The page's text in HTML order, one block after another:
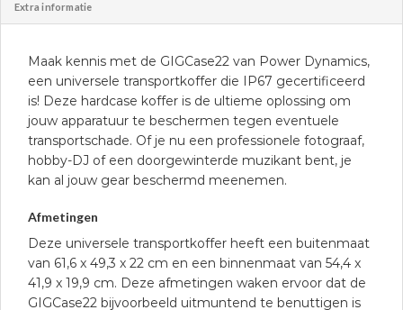
Extra informatie
Maak kennis met de GIGCase22 van Power Dynamics,
een universele transportkoffer die IP67 gecertificeerd
is! Deze hardcase koffer is de ultieme oplossing om
jouw apparatuur te beschermen tegen eventuele
transportschade. Of je nu een professionele fotograaf,
hobby-DJ of een doorgewinterde muzikant bent, je
kan al jouw gear beschermd meenemen.
Afmetingen
Deze universele transportkoffer heeft een buitenmaat
van 61,6 x 49,3 x 22 cm en een binnenmaat van 54,4 x
41,9 x 19,9 cm. Deze afmetingen waken ervoor dat de
GIGCase22 bijvoorbeeld uitmuntend te benuttigen is